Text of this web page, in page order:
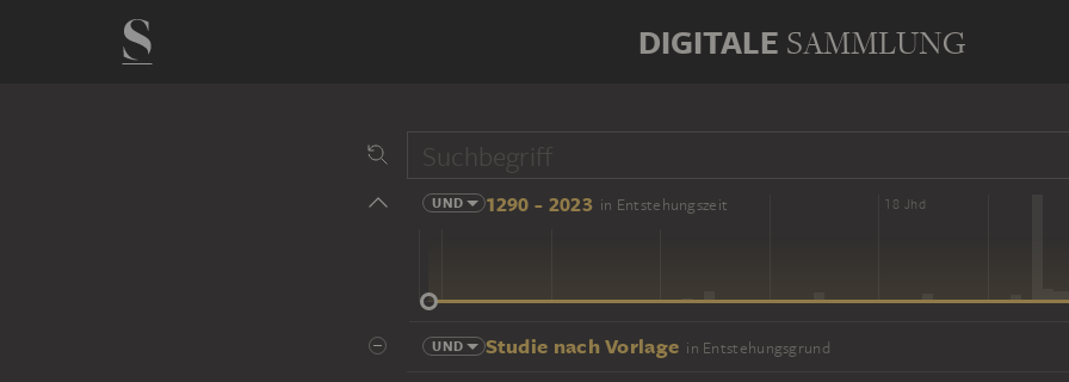
DIGITALE SAMMLUNG
UND 1290 - 2023 in Entstehungszeit
14 Jhd 16 Jhd 18 Jhd
UND Studie nach Vorlage in Entstehungsgrund